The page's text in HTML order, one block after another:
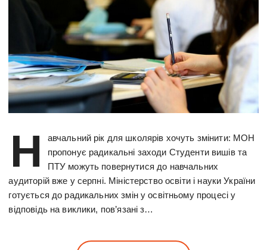
Н
авчальний рік для школярів хочуть змінити: МОН
пропонує радикальні заходи Студенти вишів та
ПТУ можуть повернутися до навчальних
аудиторій вже у серпні. Міністерство освіти і науки України
готується до радикальних змін у освітньому процесі у
відповідь на виклики, пов’язані з…